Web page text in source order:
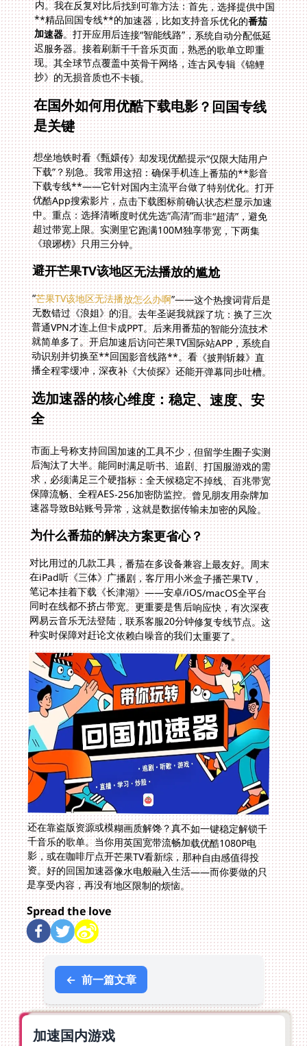
**精品回国专线**的加速器，比如支持音乐优化的番茄
加速器。打开应用后连接“智能线路”，系统自动分配低延
迟服务器。接着刷新千千音乐页面，熟悉的歌单立即重
现。其全球节点覆盖中英骨干网络，连古风专辑《锦鲤
抄》的无损音质也不卡顿。
在国外如何用优酷下载电影？回国专线
是关键
想坐地铁时看《甄嬛传》却发现优酷提示“仅限大陆用户
下载”？别急。我常用这招：确保手机连上番茄的**影音
下载专线**——它针对国内主流平台做了特别优化。打开
优酷App搜索影片，点击下载图标前确认状态栏显示加速
中。重点：选择清晰度时优先选“高清”而非“超清”，避免
超过带宽上限。实测里它跑满100M独享带宽，下两集
《琅琊榜》只用三分钟。
避开芒果TV该地区无法播放的尴尬
“芒果TV该地区无法播放怎么办啊”——这个热搜词背后是
无数错过《浪姐》的泪。去年圣诞我就踩了坑：换了三次
普通VPN才连上但卡成PPT。后来用番茄的智能分流技术
就简单多了。开启加速后访问芒果TV国际站APP，系统自
动识别并切换至**回国影音线路**。看《披荆斩棘》直
播全程零缓冲，深夜补《大侦探》还能开弹幕同步吐槽。
选加速器的核心维度：稳定、速度、安
全
市面上号称支持回国加速的工具不少，但留学生圈子实测
后淘汰了大半。能同时满足听书、追剧、打国服游戏的需
求，必须满足三个硬指标：全天候稳定不掉线、百兆带宽
保障流畅、全程AES-256加密防监控。曾见朋友用杂牌加
速器导致B站账号异常，这就是数据传输未加密的风险。
为什么番茄的解决方案更省心？
对比用过的几款工具，番茄在多设备兼容上最友好。周末
在iPad听《三体》广播剧，客厅用小米盒子播芒果TV，
笔记本挂着下载《长津湖》——安卓/iOS/macOS全平台
同时在线都不挤占带宽。更重要是售后响应快，有次深夜
网易云音乐无法登陆，联系客服20分钟修复专线节点。这
种实时保障对赶论文依赖白噪音的我们太重要了。
还在靠盗版资源或模糊画质解馋？真不如一键稳定解锁千
千音乐的歌单。当你用英国宽带流畅加载优酷1080P电
影，或在咖啡厅点开芒果TV看新综，那种自由感值得投
资。好的回国加速器像水电般融入生活——而你要做的只
是享受内容，再没有地区限制的烦恼。
Spread the love
← 前一篇文章
加速国内游戏